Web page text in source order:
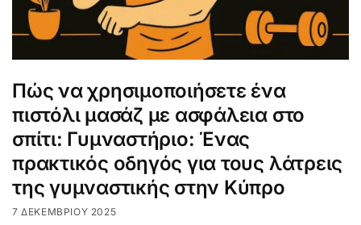
Πώς να χρησιμοποιήσετε ένα
πιστόλι μασάζ με ασφάλεια στο
σπίτι: Γυμναστήριο: Ένας
πρακτικός οδηγός για τους λάτρεις
της γυμναστικής στην Κύπρο
7 ΔΕΚΕΜΒΡΊΟΥ 2025